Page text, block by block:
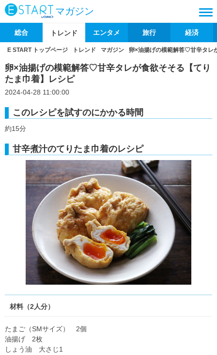
マガジン
総合 トレンド エンタメ 旅行 経済
E START トップページ トレンド マガジン 卵×油揚げの模範解答♡甘辛タレ
卵×油揚げの模範解答♡甘辛タレが食欲そそる【てり
たま巾着】レシピ
2024-04-28 11:00:00
このレシピを試すのにかかる時間
約15分
甘辛煮汁のてりたま巾着のレシピ
材料（2人分）
たまご（SMサイズ） 2個
油揚げ 2枚
しょう油 大さじ1